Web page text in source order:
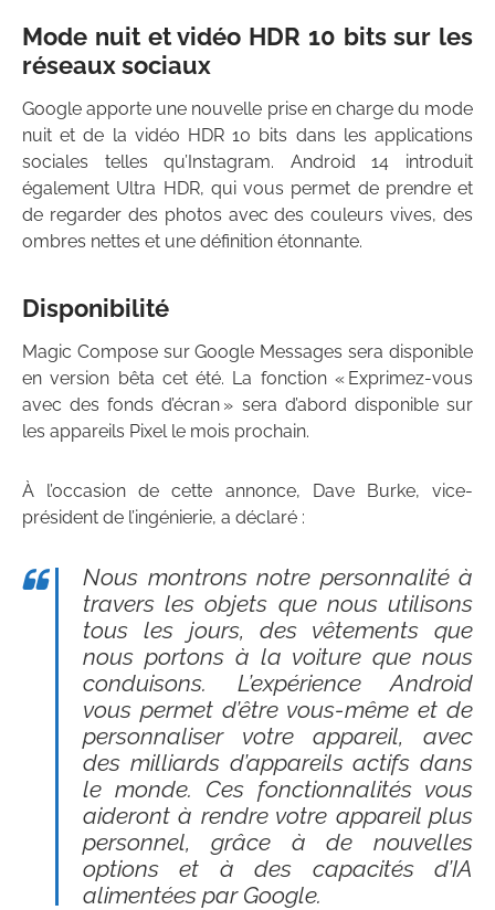
Mode nuit et vidéo HDR 10 bits sur les
réseaux sociaux
Google apporte une nouvelle prise en charge du mode
nuit et de la vidéo HDR 10 bits dans les applications
sociales telles qu’Instagram. Android 14 introduit
également Ultra HDR, qui vous permet de prendre et
de regarder des photos avec des couleurs vives, des
ombres nettes et une définition étonnante.
Disponibilité
Magic Compose sur Google Messages sera disponible
en version bêta cet été. La fonction « Exprimez-vous
avec des fonds d’écran » sera d’abord disponible sur
les appareils Pixel le mois prochain.
À l’occasion de cette annonce, Dave Burke, vice-
président de l’ingénierie, a déclaré :
Nous montrons notre personnalité à
travers les objets que nous utilisons
tous les jours, des vêtements que
nous portons à la voiture que nous
conduisons. L’expérience Android
vous permet d’être vous-même et de
personnaliser votre appareil, avec
des milliards d’appareils actifs dans
le monde. Ces fonctionnalités vous
aideront à rendre votre appareil plus
personnel, grâce à de nouvelles
options et à des capacités d’IA
alimentées par Google.